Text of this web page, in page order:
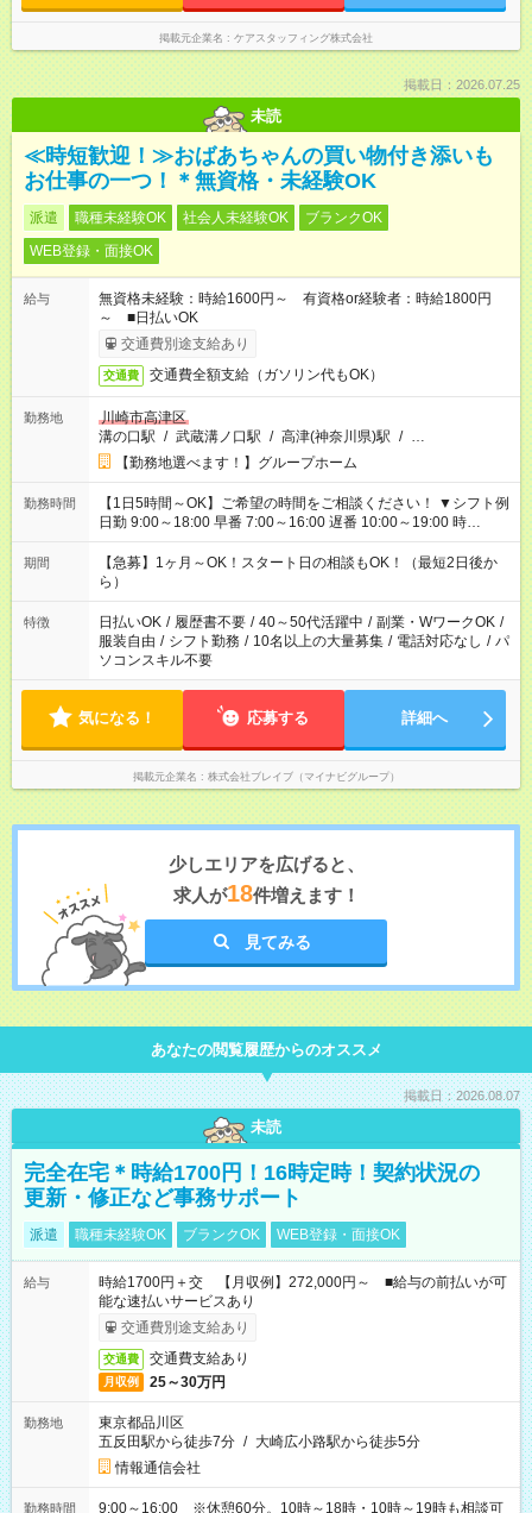
掲載元企業名 ケアスタッフィング株式会社
掲載日：2026.07.25
未読
≪時短歓迎！≫おばあちゃんの買い物付き添いも
お仕事の一つ！＊無資格・未経験OK
派遣 職種未経験OK 社会人未経験OK
ブランクOK
WEB登録・面接OK
給与
無資格未経験：時給1600円～ 有資格or経験者：時給1800円
～ ■日払いOK
交通費別途支給あり
交通費 交通費全額支給（ガソリン代もOK）
勤務地
川崎市高津区
溝の口駅 / 武蔵溝ノ口駅 / 高津(神奈川県)駅 / …
【勤務地選べます！】グループホーム
勤務時間
【1日5時間～OK】ご希望の時間をご相談ください！ ▼シフト例
日勤 9:00～18:00 早番 7:00～16:00 遅番 10:00～19:00 時
短 10:00～15:00 上記はあくまで一例です。 「夕方までには帰宅
しておきたい」 「朝はゆっくりのスタートがいい」 「お昼の時
間を有効に使いたい」 など、ご希望があれば教えてください
ね。
期間
【急募】1ヶ月～OK！スタート日の相談もOK！（最短2日後か
ら）
特徴 日払いOK / 履歴書不要 / 40～50代活躍中 / 副業・WワークOK /
服装自由 / シフト勤務 / 10名以上の大量募集 / 電話対応なし / パ
ソコンスキル不要
気になる！ 応募する 詳細へ
掲載元企業名 株式会社ブレイブ（マイナビグループ）
少しエリアを広げると、
求人が18件増えます！
見てみる
あなたの閲覧履歴からのオススメ
掲載日：2026.08.07
未読
完全在宅＊時給1700円！16時定時！契約状況の
更新・修正など事務サポート
派遣 職種未経験OK ブランクOK WEB登録・面接OK
給与
時給1700円＋交 【月収例】272,000円～ ■給与の前払いが可
能な速払いサービスあり
交通費別途支給あり
交通費 交通費支給あり
月収例 25～30万円
勤務地
東京都品川区
五反田駅から徒歩7分 / 大崎広小路駅から徒歩5分
情報通信会社
勤務時間 9:00～16:00 ※休憩60分。10時～18時・10時～19時も相談可